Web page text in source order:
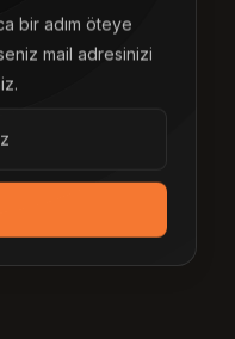
bir adım öteye
mail adresinizi